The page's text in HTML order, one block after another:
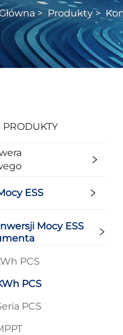
> Produkty>
PRODUKTY
ESS
Mocy ESS
PCS
PCS
PCS